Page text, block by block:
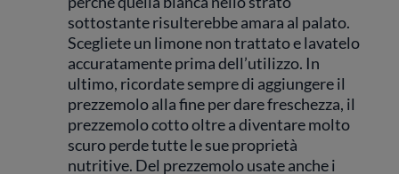
sottostante risulterebbe amara al palato.
Scegliete un limone non trattato e lavatelo
accuratamente prima dell’utilizzo. In
ultimo, ricordate sempre di aggiungere il
prezzemolo alla fine per dare freschezza, il
prezzemolo cotto oltre a diventare molto
scuro perde tutte le sue proprietà
nutritive. Del prezzemolo usate anche i